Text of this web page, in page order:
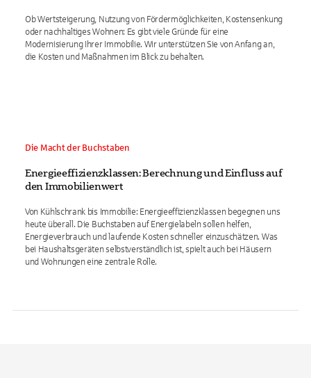
Ob Wertsteigerung, Nutzung von Fördermöglichkeiten, Kostensenkung
oder nachhaltiges Wohnen: Es gibt viele Gründe für eine
Modernisierung Ihrer Immobilie. Wir unterstützen Sie von Anfang an,
die Kosten und Maßnahmen im Blick zu behalten.
Die Macht der Buchstaben
Energieeffizienzklassen: Berechnung und Einfluss auf
den Immobilienwert
Von Kühlschrank bis Immobilie: Energieeffizienzklassen begegnen uns
heute überall. Die Buchstaben auf Energielabeln sollen helfen,
Energieverbrauch und laufende Kosten schneller einzuschätzen. Was
bei Haushaltsgeräten selbstverständlich ist, spielt auch bei Häusern
und Wohnungen eine zentrale Rolle.